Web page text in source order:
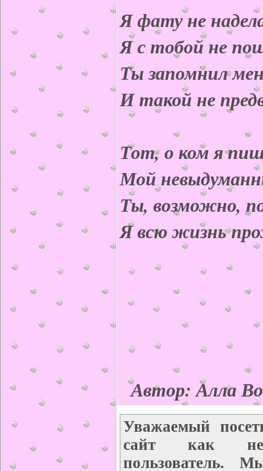
Я фату не
Я с тобой не
Ты запомнил
И такой не
Тот, о ком я
Мой
Ты, возможно,
Я всю жизнь
Автор: Алла
Уважаемый
сайт как
пользователь.